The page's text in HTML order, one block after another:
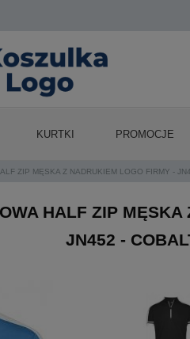
KURTKI PROMOCJE
ZIP MĘSKA Z NADRUKIEM LOGO FIRMY -
HALF ZIP
JN452 -